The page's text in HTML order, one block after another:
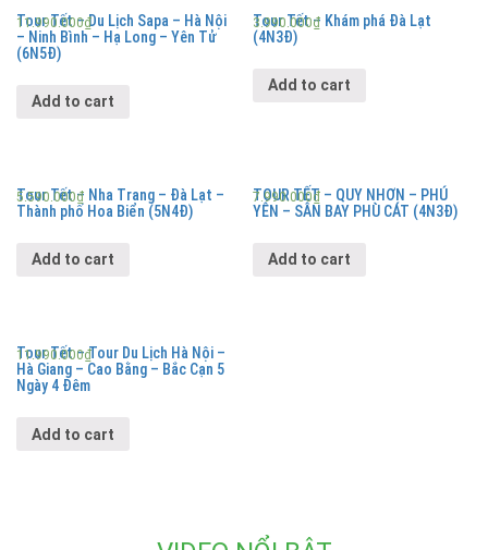
Tour Tết – Du Lịch Sapa – Hà Nội
– Ninh Bình – Hạ Long – Yên Tử
(6N5Đ)
11.990.000₫
Add to cart
Tour Tết – Khám phá Đà Lạt
(4N3Đ)
3.990.000₫
Add to cart
Tour Tết – Nha Trang – Đà Lạt –
Thành phố Hoa Biển (5N4Đ)
5.590.000₫
Add to cart
TOUR TẾT – QUY NHƠN – PHÚ
YÊN – SÂN BAY PHÙ CÁT (4N3Đ)
7.990.000₫
Add to cart
Tour Tết – Tour Du Lịch Hà Nội –
Hà Giang – Cao Bằng – Bắc Cạn 5
Ngày 4 Đêm
11.990.000₫
Add to cart